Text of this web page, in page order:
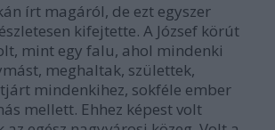
írt magáról, de ezt egyszer
kifejtette. A József körút
mint egy falu, ahol mindenki
meghaltak, születtek,
mindenkihez, sokféle ember
mellett. Ehhez képest volt